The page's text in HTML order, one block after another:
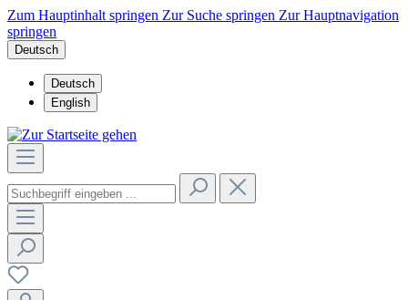
Zum Hauptinhalt springen Zur Suche springen Zur Hauptnavigation
springen
Deutsch
Deutsch
English